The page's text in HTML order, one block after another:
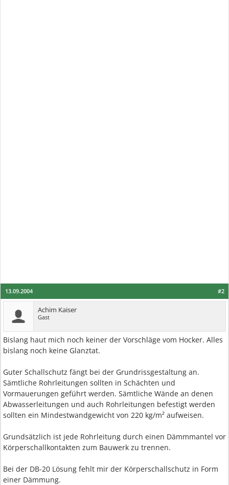
#2
13.09.2004
Achim Kaiser
Gast
Bislang haut mich noch keiner der Vorschläge vom Hocker. Alles
bislang noch keine Glanztat.
Guter Schallschutz fängt bei der Grundrissgestaltung an.
Sämtliche Rohrleitungen sollten in Schächten und
Vormauerungen geführt werden. Sämtliche Wände an denen
Abwasserleitungen und auch Rohrleitungen befestigt werden
sollten ein Mindestwandgewicht von 220 kg/m² aufweisen.
Grundsätzlich ist jede Rohrleitung durch einen Dämmmantel vor
Körperschallkontakten zum Bauwerk zu trennen.
Bei der DB-20 Lösung fehlt mir der Körperschallschutz in Form
einer Dämmung.